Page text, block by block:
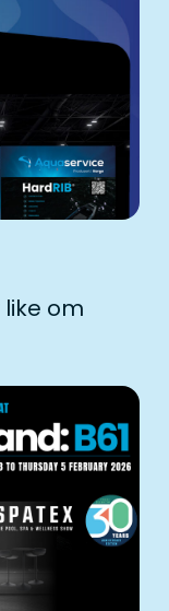
om